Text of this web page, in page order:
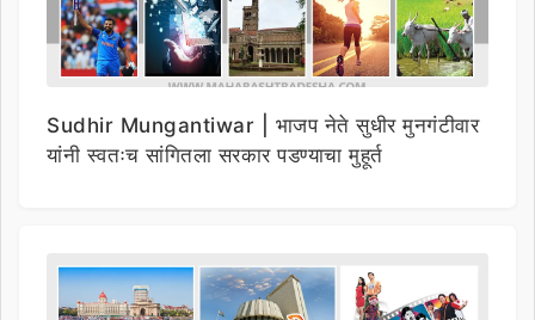
Sudhir Mungantiwar | भाजप नेते सुधीर मुनगंटीवार
यांनी स्वतःच सांगितला सरकार पडण्याचा मुहूर्त